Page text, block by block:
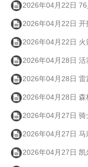
2026年04月22日 76人
2026年04月22日 开拓
2026年04月22日 火箭
2026年04月28日 活塞
2026年04月28日 雷霆
2026年04月28日 森林
2026年04月27日 骑士
2026年04月27日 马刺
2026年04月27日 凯尔特